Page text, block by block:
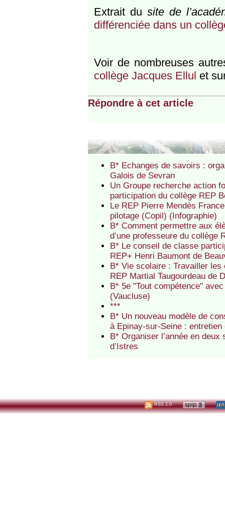
Extrait dusite de
différenciée dans un
Voir de nombreuses
collège Jacques Ellul et
Répondre à cet article
B* Echanges de savoirs :
Galois de Sevran
Un Groupe recherche action
participation du collège REP
Le REP Pierre Mendès
pilotage (Copil) (Infographie)
B* Comment permettre aux
d’une professeure du collège
B* Le conseil de classe
REP+ Henri Baumont de
B* Vie scolaire : Travailler
REP Martial Taugourdeau de
B* 5e "Tout compétence"
(Vaucluse)
***
B* Un nouveau modèle de
à Epinay-sur-Seine : entretien
B* Organiser l’année en
d’Istres
RSS 2.0